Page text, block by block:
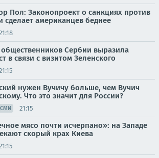
Пол: Законопроект о санкциях против
сделает американцев беднее
Сербии выразила
в связи с визитом Зеленского
нужен Вучичу больше, чем Вучич
Что это значит для России?
СМИ 21:15
мясо почти исчерпано»: на Западе
скорый крах Киева